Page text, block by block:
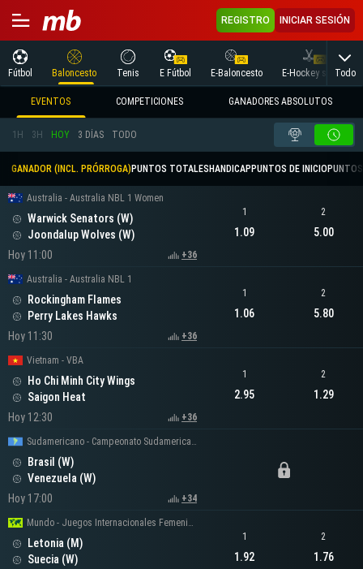
REGISTRO INICIAR SESIÓN
Fútbol Baloncesto Tenis E Fútbol E-Baloncesto E-Hockey sobre hielo
Todo
EVENTOS COMPETICIONES GANADORES ABSOLUTOS
1H 3H HOY 3 DÍAS TODO
GANADOR (INCL. PRÓRROGA) PUNTOS TOTALES HANDICAP PUNTOS DE INICIO
Australia - Australia NBL 1 Women
Warwick Senators (W)
Joondalup Wolves (W)
Hoy 11:00
+36
1
1.09
2
5.00
Australia - Australia NBL 1
Rockingham Flames
Perry Lakes Hawks
Hoy 11:30
+36
1
1.06
2
5.80
Vietnam - VBA
Ho Chi Minh City Wings
Saigon Heat
Hoy 12:30
+36
1
2.95
2
1.29
Sudamericano - Campeonato Sudamericano Femenino
Brasil (W)
Venezuela (W)
Hoy 17:00
+34
Mundo - Juegos Internacionales Femeninos
Letonia (M)
Suecia (W)
1
1.92
2
1.76